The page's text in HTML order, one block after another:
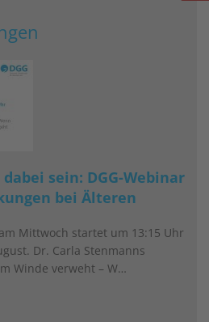
sein: DGG-Webinar
bei Älteren
Mittwoch startet um 13:15 Uhr
Dr. Carla Stenmanns
Winde verweht – W…